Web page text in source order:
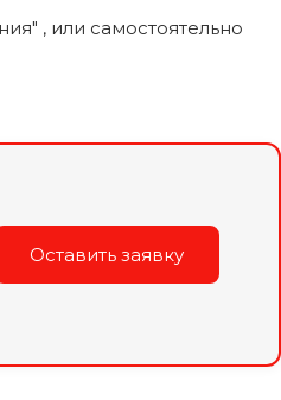
, или самостоятельно
Оставить заявку